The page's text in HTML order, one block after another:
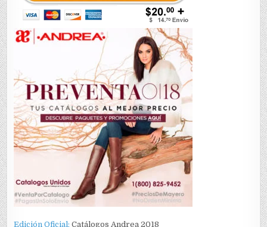
Edición Oficial: Catálogos Andrea 2018